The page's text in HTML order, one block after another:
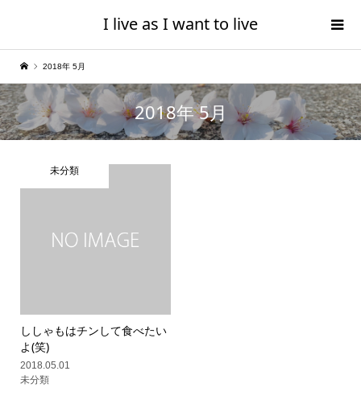
I live as I want to live
2018年 5月
2018年 5月
未分類
ししゃもはチンして食べたい
よ(笑)
2018.05.01
未分類